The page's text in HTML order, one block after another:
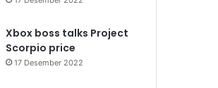
Xbox boss talks Project
Scorpio price
17 Desember 2022